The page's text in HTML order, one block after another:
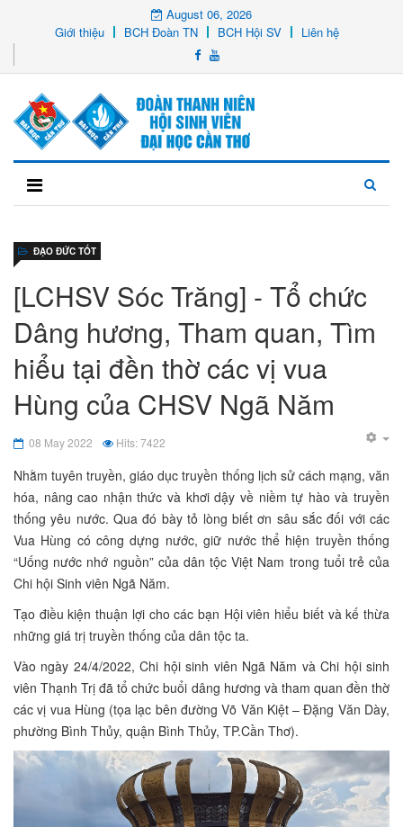
August 06, 2026
Giới thiệu
BCH Đoàn TN BCH Hội SV Liên hệ
[LCHSV Sóc Trăng] - Tổ chức
Dâng hương, Tham quan, Tìm
hiểu tại đền thờ các vị vua
Hùng của CHSV Ngã Năm
ĐẠO ĐỨC TỐT
08 May 2022 Hits: 7422
Nhằm tuyên truyền, giáo dục truyền thống lịch sử cách mạng, văn
hóa, nâng cao nhận thức và khơi dậy về niềm tự hào và truyền
thống yêu nước. Qua đó bày tỏ lòng biết ơn sâu sắc đối với các
Vua Hùng có công dựng nước, giữ nước thể hiện truyền thống
“Uống nước nhớ nguồn” của dân tộc Việt Nam trong tuổi trẻ của
Chi hội Sinh viên Ngã Năm.
Tạo điều kiện thuận lợi cho các bạn Hội viên hiểu biết và kế thừa
những giá trị truyền thống của dân tộc ta.
Vào ngày 24/4/2022, Chi hội sinh viên Ngã Năm và Chi hội sinh
viên Thạnh Trị đã tổ chức buổi dâng hương và tham quan đền thờ
các vị vua Hùng (tọa lạc bên đường Võ Văn Kiệt – Đặng Văn Dày,
phường Bình Thủy, quận Bình Thủy, TP.Cần Thơ).